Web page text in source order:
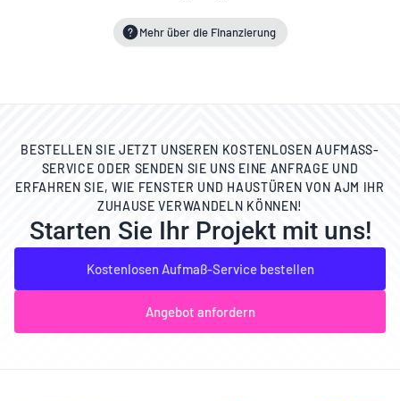
Mehr über die Finanzierung
BESTELLEN SIE JETZT UNSEREN KOSTENLOSEN AUFMASS-S
ERVICE ODER SENDEN SIE UNS EINE ANFRAGE UND E
RFAHREN SIE, WIE FENSTER UND HAUSTÜREN VON AJM IHR Z
UHAUSE VERWANDELN KÖNNEN!
Starten Sie Ihr Projekt mit uns!
Kostenlosen Aufmaß-Service bestellen
Angebot anfordern